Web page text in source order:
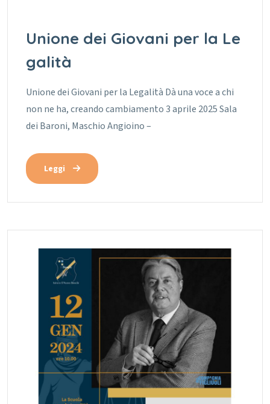
Unione dei Giovani per la Le
galità
Unione dei Giovani per la Legalità Dà una voce a chi
non ne ha, creando cambiamento 3 aprile 2025 Sala
dei Baroni, Maschio Angioino –
Leggi